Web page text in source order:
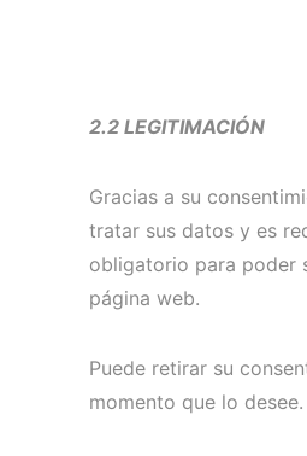
2.2 LEGITIMACIÓN
Gracias a su
tratar sus datos y es
obligatorio para poder
página web.
Puede retirar su
momento que lo desee.